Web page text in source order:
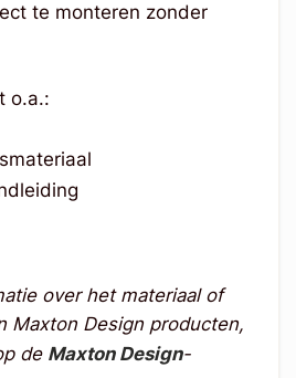
te monteren zonder
o.a.:
over het materiaal of
Maxton Design producten,
de Maxton Design-